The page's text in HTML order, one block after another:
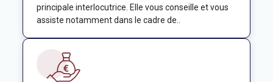
principale interlocutrice. Elle vous conseille et vous
assiste notamment dans le cadre de..